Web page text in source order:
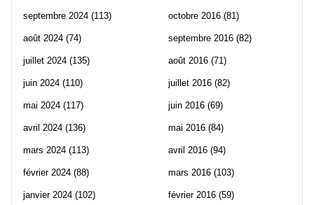
septembre 2024 (113)
août 2024 (74)
juillet 2024 (135)
juin 2024 (110)
mai 2024 (117)
avril 2024 (136)
mars 2024 (113)
février 2024 (88)
janvier 2024 (102)
octobre 2016 (81)
septembre 2016 (82)
août 2016 (71)
juillet 2016 (82)
juin 2016 (69)
mai 2016 (84)
avril 2016 (94)
mars 2016 (103)
février 2016 (59)